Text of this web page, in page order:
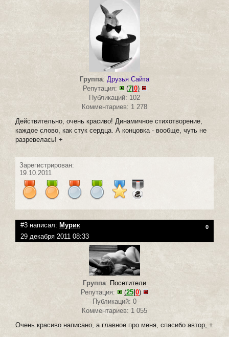
Группа: Друзья Сайта
Репутация:
(7| 0)
Публикаций: 102
Комментариев: 1 278
Действительно, очень красиво! Динамичное стихотворение,
каждое слово, как стук сердца. А концовка - вообще, чуть не
разревелась! +
Зарегистрирован:
19.10.2011
#3 написал: Мурик 0
29 декабря 2011 08:33
Группа: Посетители
Репутация:
(25 0)
Публикаций: 0
Комментариев: 1 055
Очень красиво написано, а главное про меня, спасибо автор, +